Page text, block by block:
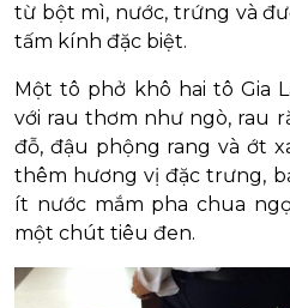
từ bột mì, nước, trứng và
tấm kính đặc biệt.
Một tô phở khô hai tô Gia
với rau thơm như ngò, rau
đỗ, đậu phộng rang và ớt
thêm hương vị đặc trưng,
ít nước mắm pha chua
một chút tiêu đen.